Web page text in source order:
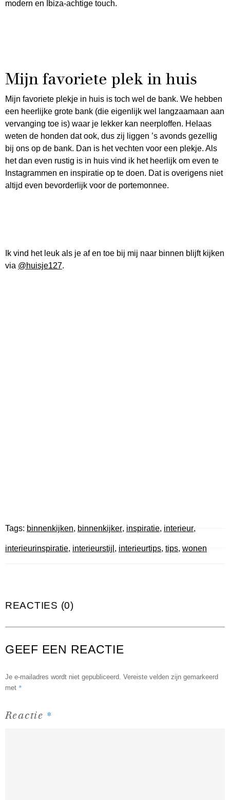
modern en Ibiza-achtige touch.
Mijn favoriete plek in huis
Mijn favoriete plekje in huis is toch wel de bank. We hebben
een heerlijke grote bank (die eigenlijk wel langzaamaan aan
vervanging toe is) waar je lekker kan neerploffen. Helaas
weten de honden dat ook, dus zij liggen ’s avonds gezellig
bij ons op de bank. Dan is het vechten voor een plekje. Als
het dan even rustig is in huis vind ik het heerlijk om even te
Instagrammen en inspiratie op te doen. Dat is overigens niet
altijd even bevorderlijk voor de portemonnee.
Ik vind het leuk als je af en toe bij mij naar binnen blijft kijken
via @huisje127.
Tags: binnenkijken, binnenkijker, inspiratie, interieur,
interieurinspiratie, interieurstijl , interieurtips, tips, wonen
REACTIES (0)
GEEF EEN REACTIE
Je e-mailadres wordt niet gepubliceerd. Vereiste velden zijn gemarkeerd
met *
Reactie *